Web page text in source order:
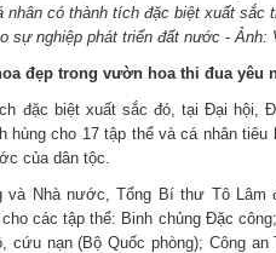
nhân có thành tích đặc biệt xuất sắc
sự nghiệp phát triển đất nước - Ảnh:
đẹp trong vườn hoa thi đua yêu
đặc biệt xuất sắc đó, tại Đại hội,
hùng cho 17 tập thể và cá nhân
của dân tộc.
và Nhà nước, Tổng Bí thư Tô Lâm
các tập thể: Binh chủng Đặc
cứu nạn (Bộ Quốc phòng); Công